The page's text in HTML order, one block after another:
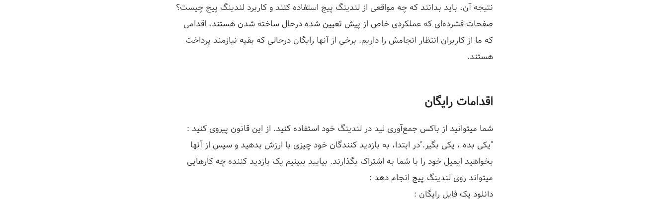
نتیجه آن، باید بدانند که چه مواقعی از لندینگ پیج استفاده کنند و کاربرد لندینگ پیج چیست؟
صفحات فشرده‌ای که عملکردی خاص از پیش تعیین شده درحال ساخته شدن هستند، اقدامی
که ما از کاربران انتظار انجامش را داریم. برخی از آنها رایگان درحالی که بقیه نیازمند پرداخت
هستند.
اقدامات رایگان
شما میتوانید از باکس جمع‌آوری لید در لندینگ خود استفاده کنید. از این قانون پیروی کنید :
“یکی بده ، یکی بگیر.”در ابتدا، به بازدید کنندگان خود چیزی با ارزش بدهید و سپس از آنها
بخواهید ایمیل خود را با شما به اشتراک بگذارند. بیایید ببینیم یک بازدید کننده چه کارهایی
میتواند روی لندینگ پیج انجام دهد :
دانلود یک فایل رایگان :